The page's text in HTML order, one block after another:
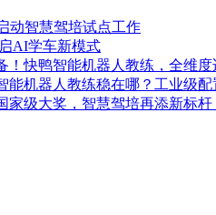
动智慧驾培试点工作
AI学车新模式
！快鸭智能机器人教练，全维
能机器人教练稳在哪？工业级
家级大奖，智慧驾培再添新标杆